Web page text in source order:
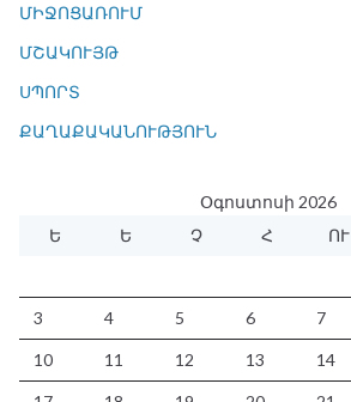
ՄԻՋՈՑԱՌՈՒՄ
ՄՇԱԿՈՒՅԹ
ՍՊՈՐՏ
ՔԱՂԱՔԱԿԱՆՈՒԹՅՈՒՆ
Օգոստոսի 2026
Ե
Ե Չ Հ ՈՒ
3 4 5 6 7
10 11 12 13 14